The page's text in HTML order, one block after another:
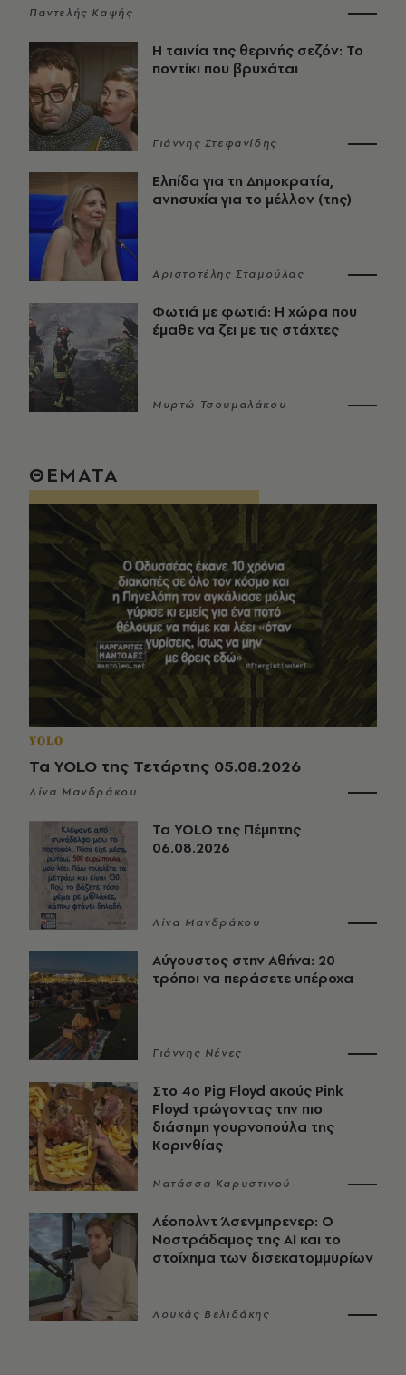
Παντελής Καψής
Η ταινία της θερινής σεζόν: Το
ποντίκι που βρυχάται
Γιάννης Στεφανίδης
Ελπίδα για τη Δημοκρατία,
ανησυχία για το μέλλον (της)
Αριστοτέλης Σταμούλας
Φωτιά με φωτιά: Η χώρα που
έμαθε να ζει με τις στάχτες
Μυρτώ Τσουμαλάκου
ΘΕΜΑΤΑ
YOLO
Τα YOLO της Τετάρτης 05.08.2026
Λίνα Μανδράκου
Τα YOLO της Πέμπτης
06.08.2026
Λίνα Μανδράκου
Αύγουστος στην Αθήνα: 20
τρόποι να περάσετε υπέροχα
Γιάννης Νένες
Στο 4ο Pig Floyd ακούς Pink
Floyd τρώγοντας την πιο
διάσημη γουρνοπούλα της
Κορινθίας
Νατάσσα Καρυστινού
Λέοπολντ Άσενμπρενερ: Ο
Νοστράδαμος της AI και το
στοίχημα των δισεκατομμυρίων
Λουκάς Βελιδάκης